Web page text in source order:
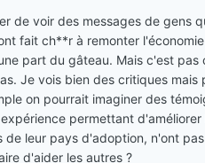
de voir des messages de gens
fait ch**r à remonter
part du gâteau. Mais c'est
Je vois bien des critiques mais
on pourrait imaginer des
permettant
de leur pays d'adoption, n'ont
d'aider les autres ?